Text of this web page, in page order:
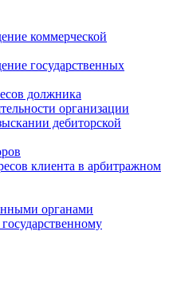
коммерческой
государственных
должника
организации
дебиторской
клиента в арбитражном
органами